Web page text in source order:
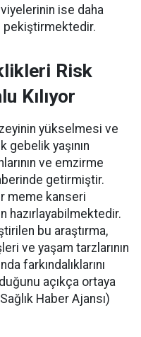
ise daha
pekiştirmektedir.
Risk
Kılıyor
yükselmesi ve
yaşının
ve emzirme
getirmiştir.
meme kanseri
hazırlayabilmektedir.
bu araştırma,
ve yaşam tarzlarının
farkındalıklarını
açıkça ortaya
Haber Ajansı)